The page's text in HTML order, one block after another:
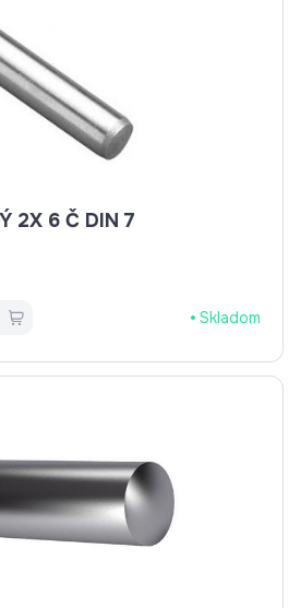
KOLÍK VALCOVÝ 2X 6 Č DIN 7
Skladom